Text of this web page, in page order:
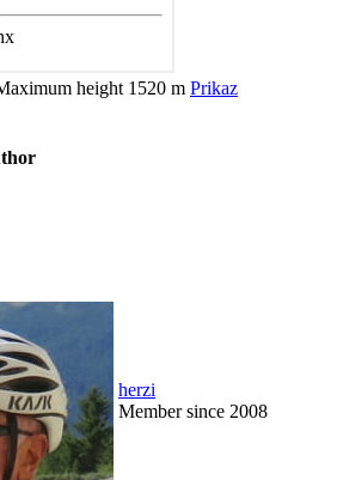
height 1520 m Prikaz
herzi
Member since 2008